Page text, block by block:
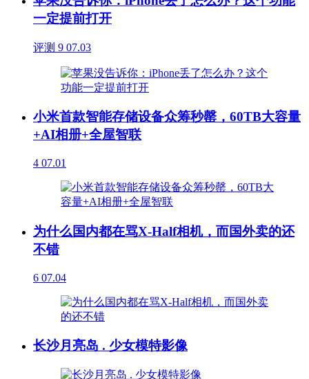
一定提前打开
评测 9 07.03
小米首款智能存储设备众筹秒罄，60TB大容量
+AI相册+全屋智联
4 07.01
为什么国内都在骂X-Half相机，而国外卖的还
不错
6 07.04
长沙月亮岛 . 少女模特影像